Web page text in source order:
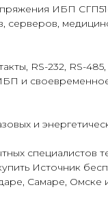
ИБП
серверов,
RS-232, RS-485,
и
и
специалистов
Источник
Самаре, Омске